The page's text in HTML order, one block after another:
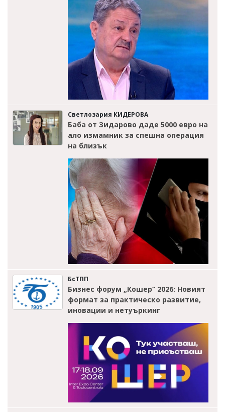
Светлозария КИДЕРОВА
Баба от Зидарово даде 5000 евро на
ало измамник за спешна операция
на близък
БсТПП
Бизнес форум „Кошер“ 2026: Новият
формат за практическо развитие,
иновации и нетуъркинг